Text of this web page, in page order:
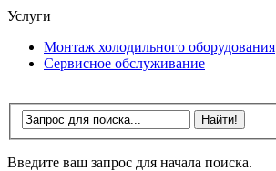
Услуги
Монтаж холодильного оборудования
Сервисное обслуживание
Введите ваш запрос для начала поиска.